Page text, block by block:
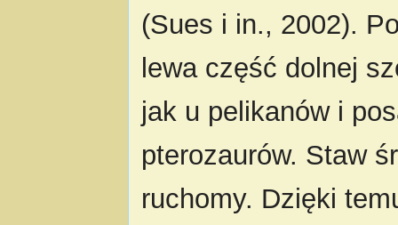
(Sues i in., 2002).
lewa część dolnej
jak u pelikanów i
pterozaurów. Staw
ruchomy. Dzięki